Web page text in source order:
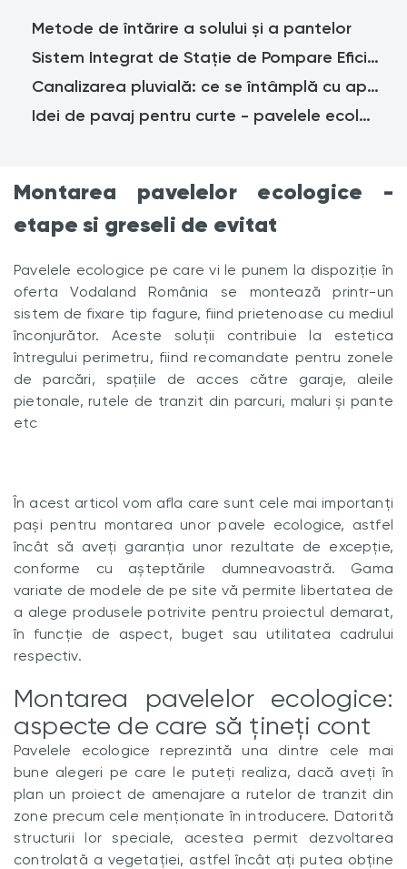
Metode de întărire a solului și a pantelor
Sistem Integrat de Stație de Pompare Eficient Energetic - Lansare la EXPO 2020 DUBAI
Canalizarea pluvială: ce se întâmplă cu apa de ploaie și cum se poate colecta?
Idei de pavaj pentru curte - pavelele ecologice
Montarea pavelelor ecologice -
etape si greseli de evitat
Pavelele ecologice pe care vi le punem la dispoziție în
oferta Vodaland România se montează printr-un
sistem de fixare tip fagure, fiind prietenoase cu mediul
înconjurător. Aceste soluții contribuie la estetica
întregului perimetru, fiind recomandate pentru zonele
de parcări, spațiile de acces către garaje, aleile
pietonale, rutele de tranzit din parcuri, maluri și pante
etc
În acest articol vom afla care sunt cele mai importanți
pași pentru montarea unor pavele ecologice, astfel
încât să aveți garanția unor rezultate de excepție,
conforme cu așteptările dumneavoastră. Gama
variate de modele de pe site vă permite libertatea de
a alege produsele potrivite pentru proiectul demarat,
în funcție de aspect, buget sau utilitatea cadrului
respectiv.
Montarea pavelelor ecologice:
aspecte de care să țineți cont
Pavelele ecologice reprezintă una dintre cele mai
bune alegeri pe care le puteți realiza, dacă aveți în
plan un proiect de amenajare a rutelor de tranzit din
zone precum cele menționate în introducere. Datorită
structurii lor speciale, acestea permit dezvoltarea
controlată a vegetației, astfel încât ați putea obține